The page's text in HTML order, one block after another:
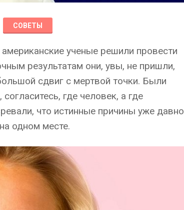
СОВЕТЫ
ученые решили провести
результатам они, увы, не пришли,
сдвиг с мертвой точки. Были
где человек, а где
что истинные причины уже давно
одном месте.